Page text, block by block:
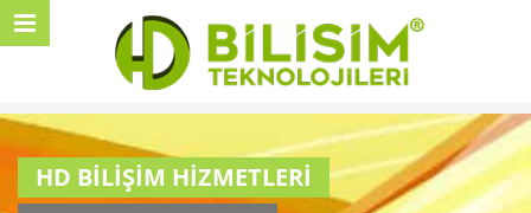
HD BİLİŞİM HİZMETLERİ